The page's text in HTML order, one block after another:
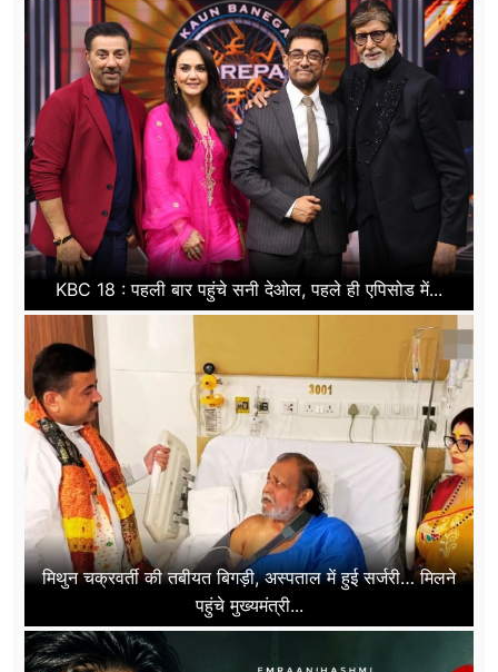
KBC 18 : पहली बार पहुंचे सनी देओल, पहले ही एपिसोड में...
मिथुन चक्रवर्ती की तबीयत बिगड़ी, अस्पताल में हुई सर्जरी… मिलने
पहुंचे मुख्यमंत्री...